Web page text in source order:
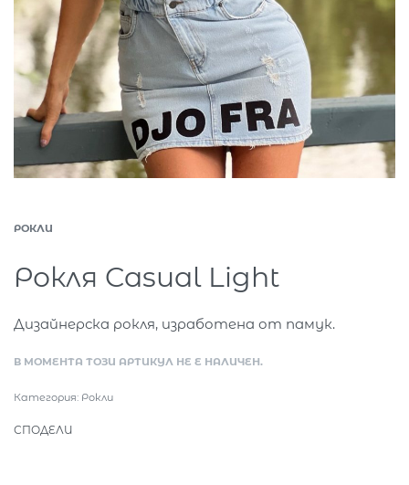
РОКЛИ
Рокля Casual Light
Дизайнерска рокля, изработена от памук.
В МОМЕНТА ТОЗИ АРТИКУЛ НЕ Е НАЛИЧЕН.
Категория: Рокли
СПОДЕЛИ